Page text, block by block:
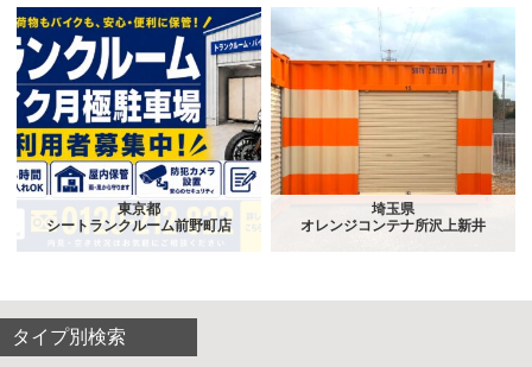
東京都
シートランクルーム前野町店
埼玉県
オレンジコンテナ所沢上新井
タイプ別検索